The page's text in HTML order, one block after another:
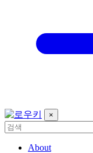
×
About